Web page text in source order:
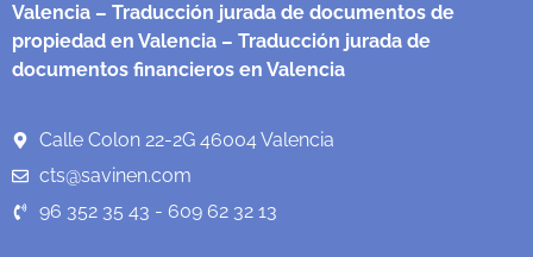
Valencia – Traducción jurada de documentos de
propiedad en Valencia – Traducción jurada de
documentos financieros en Valencia
Calle Colon 22-2G 46004 Valencia
cts@savinen.com
96 352 35 43 - 609 62 32 13